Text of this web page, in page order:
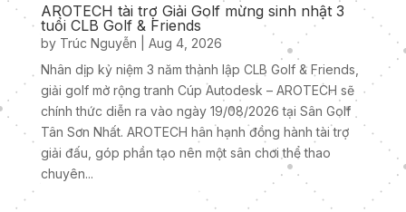
AROTECH tài trợ Giải Golf mừng sinh nhật 3
tuổi CLB Golf & Friends
by Trúc Nguyễn
Aug 4, 2026
Nhân dịp kỷ niệm 3 năm thành lập CLB Golf & Friends,
giải golf mở rộng tranh Cúp Autodesk – AROTECH sẽ
chính thức diễn ra vào ngày 19/08/2026 tại Sân Golf
Tân Sơn Nhất. AROTECH hân hạnh đồng hành tài trợ
giải đấu, góp phần tạo nên một sân chơi thể thao
chuyên...